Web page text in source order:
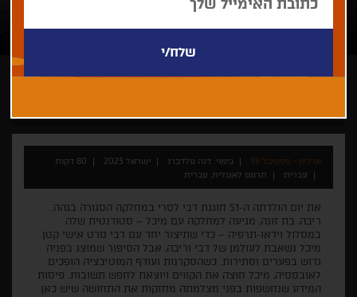
ארכיון - פסטיבל 39 בימוי: דנה גולדברג ישראל 2023
80 דקות
עברית
תרגום לאנגלית, עברית
את יום הולדתה ה-51 חוגגת דבי לסרי במחלקה הסגורה בגהה.
ריבה, בת זוגה, מגיעה למחלקה עם מיכל – סטודנטית שלה
במסלול וידאו-תרפיה – כדי שתיצור יחד עם דבי סרט אישי קטן.
מיכל נשאבת לעולמן של דבי וריבה, אבל הסיפור שמוצג בפניה
גדוש בפערים וסתירות. כשהסקרנות ועודף המוטיבציה הופכים
לאובססיה, מיכל חוצה את הקווים ויוצאת לחפש תשובות. פיסות
המידע שנחשפות בפני מצלמתה מחזקות את התחושה שיש כאן